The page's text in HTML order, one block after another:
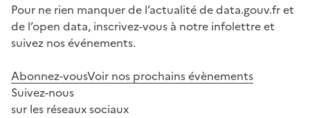
Pour ne rien manquer de l’actualité de data.gouv.fr et
de l’open data, inscrivez-vous à notre infolettre et
suivez nos événements.
Abonnez-vousVoir nos prochains évènements
Suivez-nous
sur les réseaux sociaux